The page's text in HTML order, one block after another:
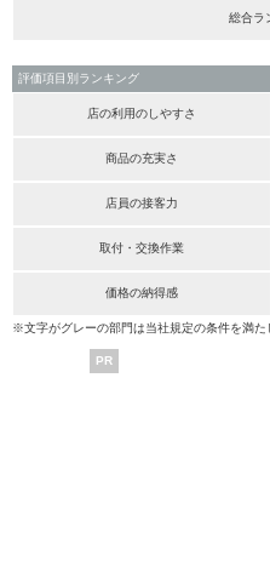
総合ラ
評価項目別ランキング
店の利用のしやすさ
商品の充実さ
店員の接客力
取付・交換作業
価格の納得感
※文字がグレーの部門は当社規定の条件を満た
PR